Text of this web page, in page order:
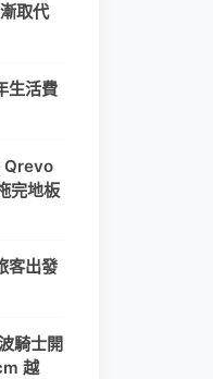
取代
生活費
Qrevo
完地板
客出發
騎士開
越